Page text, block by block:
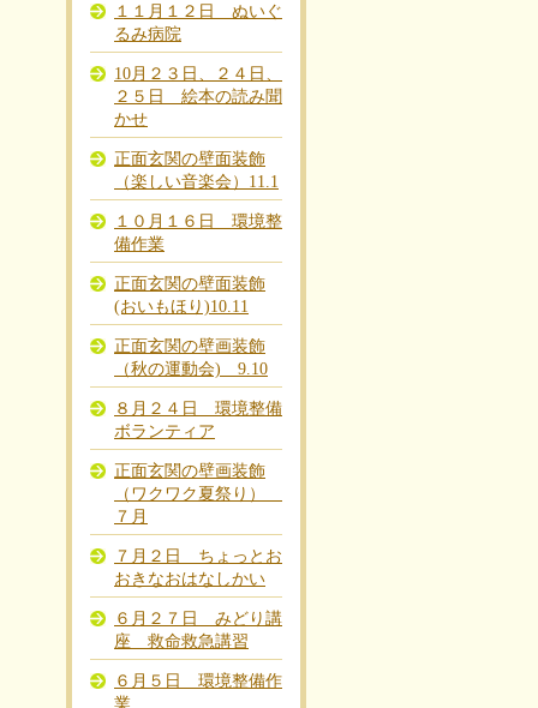
１１月１２日 ぬいぐ
るみ病院
10月２３日、２４日、
２５日 絵本の読み聞
かせ
正面玄関の壁面装飾
（楽しい音楽会）11.1
１０月１６日 環境整
備作業
正面玄関の壁面装飾
(おいもほり)10.11
正面玄関の壁画装飾
（秋の運動会) 9.10
８月２４日 環境整備
ボランティア
正面玄関の壁画装飾
（ワクワク夏祭り）
７月
７月２日 ちょっとお
おきなおはなしかい
６月２７日 みどり講
座 救命救急講習
６月５日 環境整備作
業